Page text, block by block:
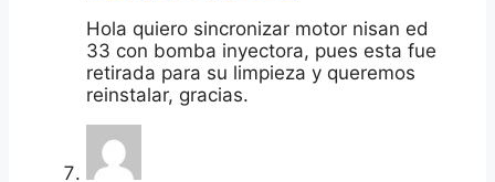
Hola quiero sincronizar motor nisan ed
33 con bomba inyectora, pues esta fue
retirada para su limpieza y queremos
reinstalar, gracias.